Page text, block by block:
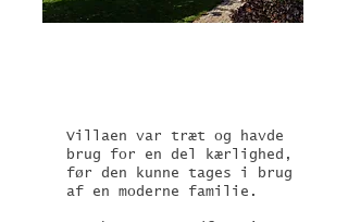
Villaen var træt og havde
brug for en del kærlighed,
før den kunne tages i brug
af en moderne familie.